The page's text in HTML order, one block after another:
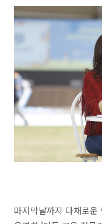
마지막날까지 다채로